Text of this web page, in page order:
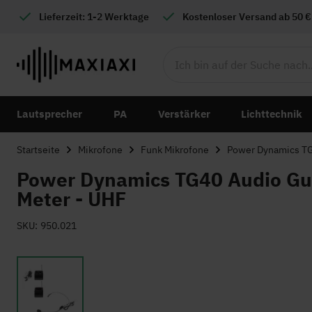
Lieferzeit: 1-2 Werktage Kostenloser Versand ab 50 €
Lautsprecher PA Verstärker Lichttechnik
Startseite Mikrofone Funk Mikrofone Power Dynamics
Power Dynamics TG40 Audio
Meter - UHF
SKU 950.021
Ende